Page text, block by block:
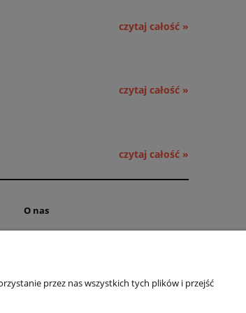
czytaj całość »
czytaj całość »
czytaj całość »
O nas
przez nas wszystkich tych plików i przejść